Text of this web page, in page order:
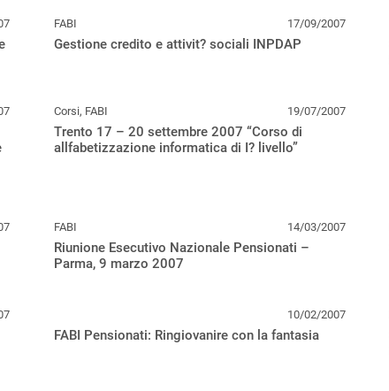
FABI 17/09/2007
Gestione credito e attivit? sociali INPDAP
Corsi, FABI 19/07/2007
Trento 17 – 20 settembre 2007 “Corso di
allfabetizzazione informatica di I? livello”
FABI 14/03/2007
Riunione Esecutivo Nazionale Pensionati –
Parma, 9 marzo 2007
10/02/2007
FABI Pensionati: Ringiovanire con la fantasia